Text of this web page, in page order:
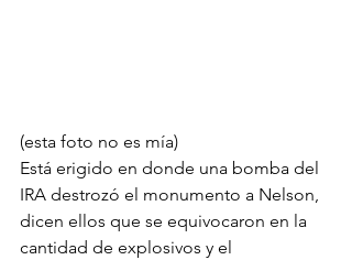
(esta foto no es mía)
Está erigido en donde una bomba del
IRA destrozó el monumento a Nelson,
dicen ellos que se equivocaron en la
cantidad de explosivos y el